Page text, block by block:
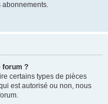
abonnements.
forum ?
certains types de pièces
est autorisé ou non, nous